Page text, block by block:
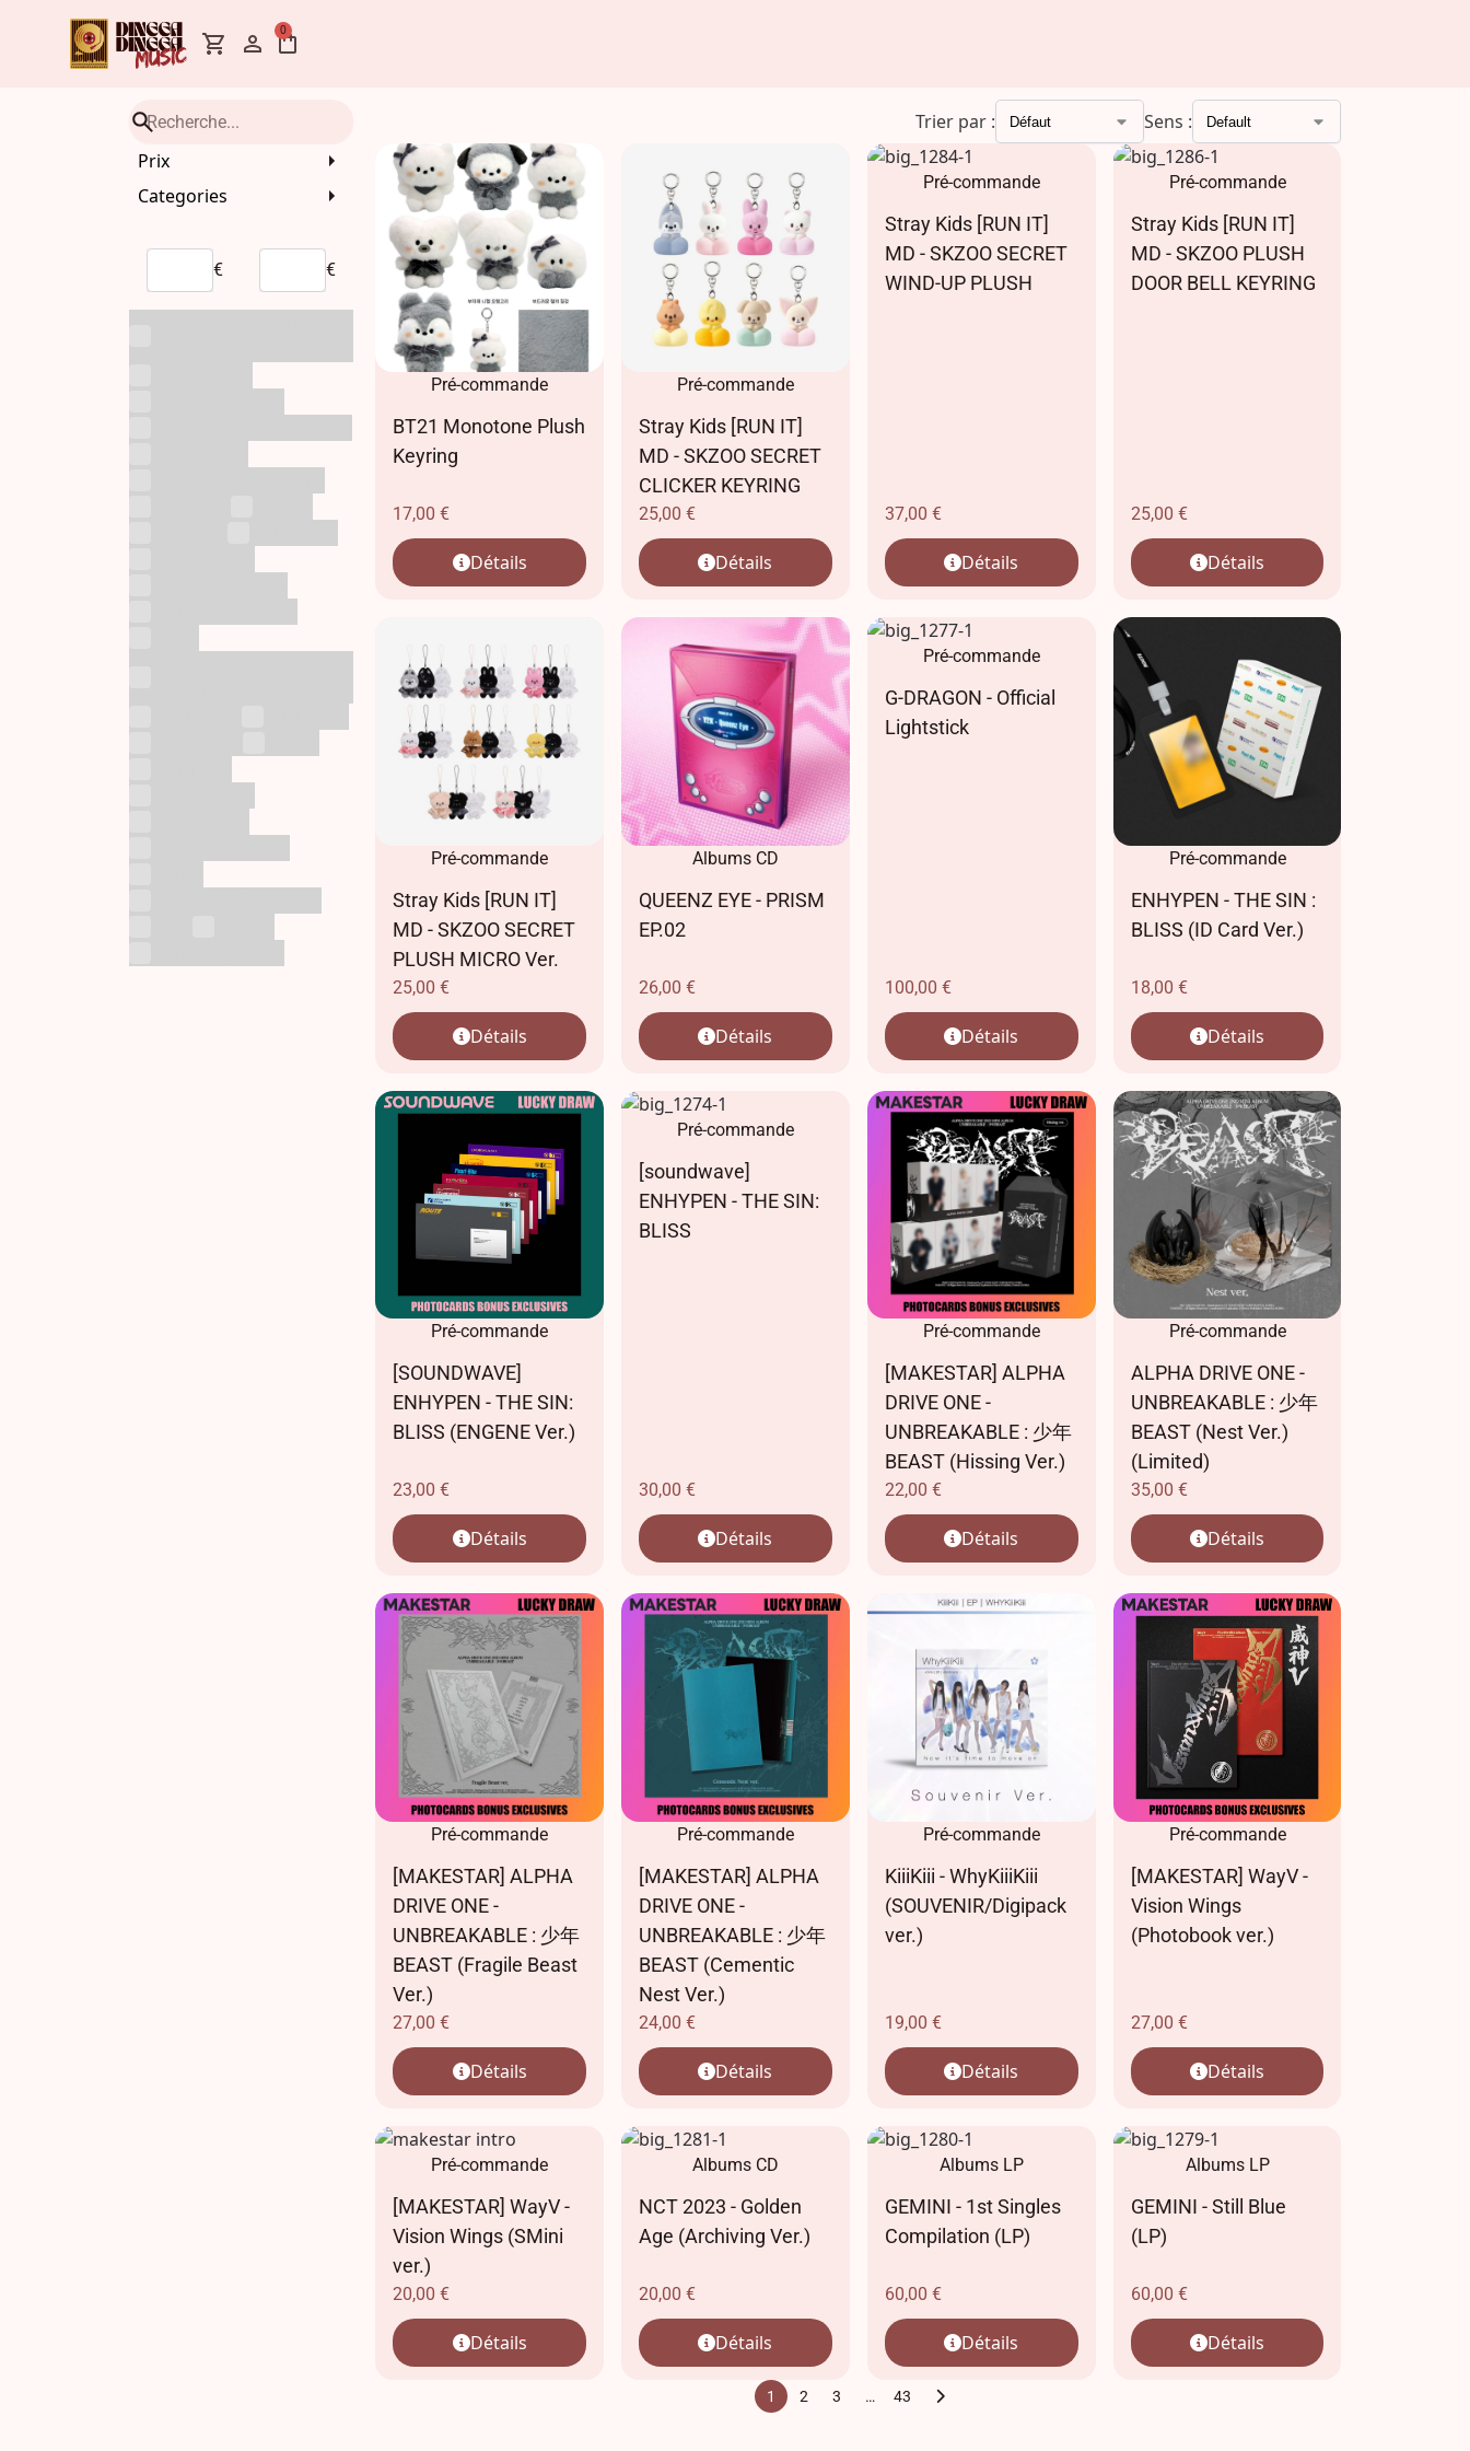
0
Prix
Categories
€ €
Trier par : Sens :
Pré-commande
BT21 Monotone Plush
Keyring
17,00€
Détails
Pré-commande
Stray Kids [RUN IT]
MD - SKZOO SECRET
CLICKER KEYRING
25,00€
Détails
Pré-commande
Stray Kids [RUN IT]
MD - SKZOO SECRET
WIND-UP PLUSH
37,00 €
Détails
Pré-commande
Stray Kids [RUN IT]
MD - SKZOO PLUSH
DOOR BELL KEYRING
25,00 €
Détails
Pré-commande
Stray Kids [RUN IT]
MD - SKZOO SECRET
PLUSH MICRO Ver.
25,00€
Détails
Albums CD
QUEENZ EYE - PRISM
EP.02
26,00€
Détails
Pré-commande
G-DRAGON - Official
Lightstick
100,00 €
Détails
Pré-commande
ENHYPEN - THE SIN :
BLISS (ID Card Ver.)
18,00 €
Détails
Pré-commande
[SOUNDWAVE]
ENHYPEN - THE SIN:
BLISS (ENGENE Ver.)
23,00€
Détails
Pré-commande
[soundwave]
ENHYPEN - THE SIN:
BLISS
30,00€
Détails
Pré-commande
[MAKESTAR] ALPHA
DRIVE ONE -
UNBREAKABLE : 少年
BEAST (Hissing Ver.)
22,00 €
Détails
Pré-commande
ALPHA DRIVE ONE -
UNBREAKABLE : 少年
BEAST (Nest Ver.)
(Limited)
35,00 €
Détails
Pré-commande
[MAKESTAR] ALPHA
DRIVE ONE -
UNBREAKABLE : 少年
BEAST (Fragile Beast
Ver.)
27,00€
Détails
Pré-commande
[MAKESTAR] ALPHA
DRIVE ONE -
UNBREAKABLE : 少年
BEAST (Cementic
Nest Ver.)
24,00€
Détails
Pré-commande
KiiiKiii - WhyKiiiKiii
(SOUVENIR/Digipack
ver.)
19,00 €
Détails
Pré-commande
[MAKESTAR] WayV -
Vision Wings
(Photobook ver.)
27,00 €
Détails
Pré-commande
[MAKESTAR] WayV -
Vision Wings (SMini
ver.)
20,00€
Détails
Albums CD
NCT 2023 - Golden
Age (Archiving Ver.)
20,00€
Détails
Albums LP
GEMINI - 1st Singles
Compilation (LP)
60,00 €
Détails
Albums LP
GEMINI - Still Blue
(LP)
60,00 €
Détails
1 2 3 … 43